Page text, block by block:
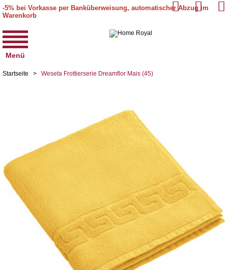
-5% bei Vorkasse per Banküberweisung, automatischer Abzug im
Warenkorb
Menü
Startseite > Weseta Frottierserie Dreamflor Mais (45)